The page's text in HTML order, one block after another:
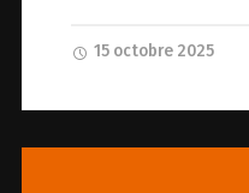
15 octobre 2025